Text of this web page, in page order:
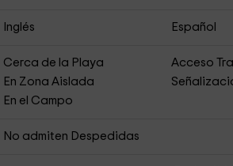
Inglés Español
Cerca de la Playa Acceso
En Zona Aislada
En el Campo
No admiten Despedidas